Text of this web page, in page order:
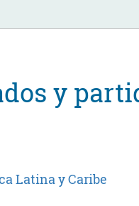
y
Latina y Caribe